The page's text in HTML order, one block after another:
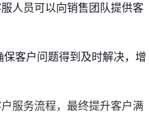
人员可以向销售团队提供客
客户问题得到及时解决，增
服务流程，最终提升客户满